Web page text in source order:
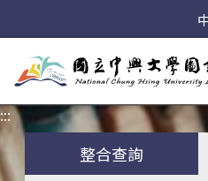
:::
整合查詢